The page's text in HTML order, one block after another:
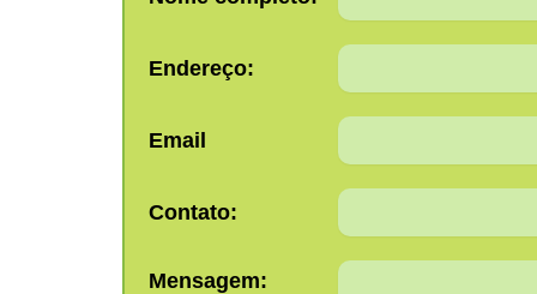
Endereço:
Email
Contato:
Mensagem: